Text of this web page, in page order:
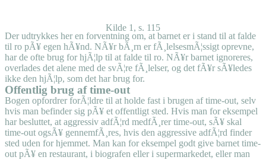
Kilde 1, s. 115
Der udtrykkes her en forventning om, at barnet er i stand til at falde
til ro pÃ¥ egen hÃ¥nd. NÃ¥r bÃ¸rn er fÃ¸lelsesmÃ¦ssigt oprevne,
har de ofte brug for hjÃ¦lp til at falde til ro. NÃ¥r barnet ignoreres,
overlades det alene med de svÃ¦re fÃ¸lelser, og det fÃ¥r sÃ¥ledes
ikke den hjÃ¦lp, som det har brug for.
Offentlig brug af time-out
Bogen opfordrer forÃ¦ldre til at holde fast i brugen af time-out, selv
hvis man befinder sig pÃ¥ et offentligt sted. Hvis man for eksempel
har besluttet, at aggressiv adfÃ¦rd medfÃ¸rer time-out, sÃ¥ skal
time-out ogsÃ¥ gennemfÃ¸res, hvis den aggressive adfÃ¦rd finder
sted uden for hjemmet. Man kan for eksempel godt give barnet time-
out pÃ¥ en restaurant, i biografen eller i supermarkedet, eller man